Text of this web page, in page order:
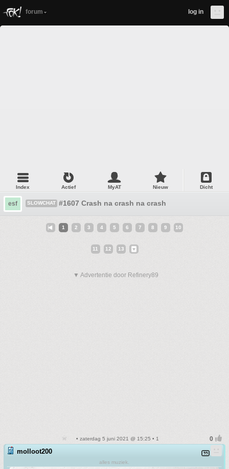
forum log in
Index Actief MyAT Nieuw Dicht
esf SLOWCHAT #1607 Crash na crash na crash
1 2 3 4 5 6 7 8 9 10
11 12 13
▼ Advertentie door Refinery89
• zaterdag 5 juni 2021 @ 15:25 • 1
molloot200
alles muziek.